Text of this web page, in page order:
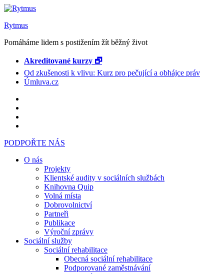
Rytmus
Pomáháme lidem s postižením žít běžný život
Akreditované kurzy 🗗
Od zkušenosti k vlivu: Kurz pro pečující a obhájce práv
Úmluva.cz
PODPOŘTE NÁS
O nás
Projekty
Klientské audity v sociálních službách
Knihovna Quip
Volná místa
Dobrovolnictví
Partneři
Publikace
Výroční zprávy
Sociální služby
Sociální rehabilitace
Obecná sociální rehabilitace
Podporované zaměstnávání